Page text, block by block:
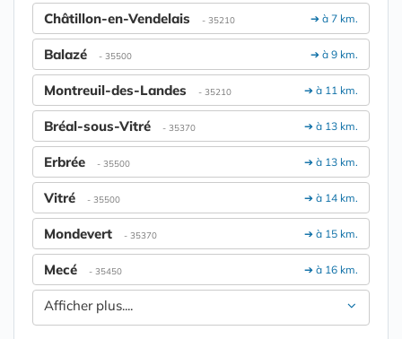
➔ à 7 km.
Châtillon-en-Vendelais - 35210
➔ à 9 km.
Balazé - 35500
➔ à 11 km.
Montreuil-des-Landes - 35210
➔ à 13 km.
Bréal-sous-Vitré - 35370
➔ à 13 km.
Erbrée - 35500
➔ à 14 km.
Vitré - 35500
➔ à 15 km.
Mondevert - 35370
➔ à 16 km.
Mecé - 35450
Afficher plus....